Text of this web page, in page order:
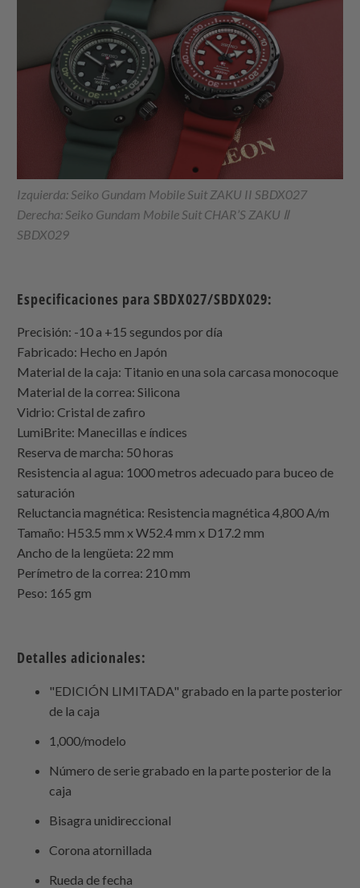
Izquierda: Seiko Gundam Mobile Suit ZAKU II SBDX027
Derecha: Seiko Gundam Mobile Suit CHAR’S ZAKU Ⅱ
SBDX029
Especificaciones para SBDX027/SBDX029:
Precisión: -10 a +15 segundos por día
Fabricado: Hecho en Japón
Material de la caja: Titanio en una sola carcasa monocoque
Material de la correa: Silicona
Vidrio: Cristal de zafiro
LumiBrite: Manecillas e índices
Reserva de marcha: 50 horas
Resistencia al agua: 1000 metros adecuado para buceo de
saturación
Reluctancia magnética: Resistencia magnética 4,800 A/m
Tamaño: H53.5 mm x W52.4 mm x D17.2 mm
Ancho de la lengüeta: 22 mm
Perímetro de la correa: 210 mm
Peso: 165 gm
Detalles adicionales:
"EDICIÓN LIMITADA" grabado en la parte posterior
de la caja
1,000/modelo
Número de serie grabado en la parte posterior de la
caja
Bisagra unidireccional
Corona atornillada
Rueda de fecha